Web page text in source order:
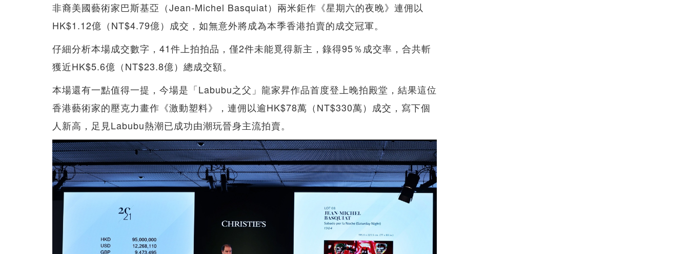
非裔美國藝術家巴斯基亞（Jean-Michel Basquiat）兩米鉅作《星期六的夜晚》連佣以
HK$1.12億（NT$4.79億）成交，如無意外將成為本季香港拍賣的成交冠軍。
仔細分析本場成交數字，41件上拍拍品，僅2件未能覓得新主，錄得95％成交率，合共斬
獲近HK$5.6億（NT$23.8億）總成交額。
本場還有一點值得一提，今場是「Labubu之父」龍家昇作品首度登上晚拍殿堂，結果這位
香港藝術家的壓克力畫作《激動塑料》，連佣以逾HK$78萬（NT$330萬）成交，寫下個
人新高，足見Labubu熱潮已成功由潮玩晉身主流拍賣。